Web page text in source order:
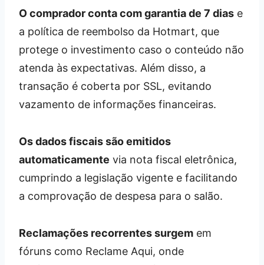
O comprador conta com garantia de 7 dias e
a política de reembolso da Hotmart, que
protege o investimento caso o conteúdo não
atenda às expectativas. Além disso, a
transação é coberta por SSL, evitando
vazamento de informações financeiras.
Os dados fiscais são emitidos
automaticamente via nota fiscal eletrônica,
cumprindo a legislação vigente e facilitando
a comprovação de despesa para o salão.
Reclamações recorrentes surgem em
fóruns como Reclame Aqui, onde